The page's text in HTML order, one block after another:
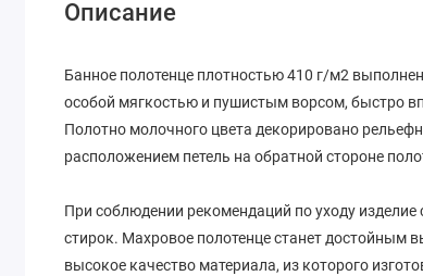
Описание
Банное полотенце плотностью 410 г/м2
особой мягкостью и пушистым ворсом, быстро
Полотно молочного цвета декорировано
расположением петель на обратной стороне
При соблюдении рекомендаций по уходу
стирок. Махровое полотенце станет достойным
высокое качество материала, из которого